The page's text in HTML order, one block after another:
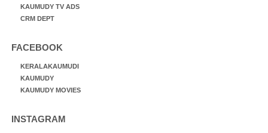
KAUMUDY TV ADS
CRM DEPT
FACEBOOK
KERALAKAUMUDI
KAUMUDY
KAUMUDY MOVIES
INSTAGRAM